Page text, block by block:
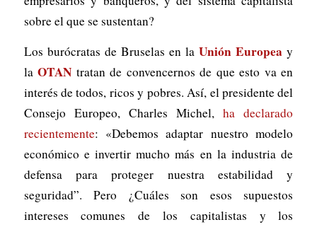
sobre el que se sustentan?
Los burócratas de Bruselas en laUnión Europea y
laOTAN tratan de convencernos de que esto va en
interés de todos, ricos y pobres. Así, el presidente del
Consejo Europeo, Charles Michel,ha declarado
recientemente: «Debemos adaptar nuestro modelo
económico e invertir mucho más en la industria de
defensa para proteger nuestra estabilidad y
seguridad”. Pero ¿Cuáles son esos supuestos
intereses comunes de los capitalistas y los